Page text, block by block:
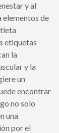
y al
elementos de
etiquetas
la
y la
un
encontrar
no solo
una
por el